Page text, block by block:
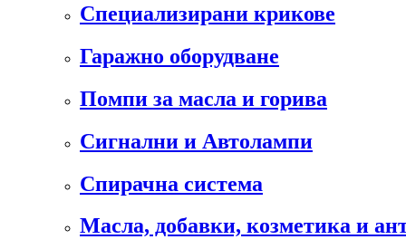
Специализирани крикове
Гаражно оборудване
Помпи за масла и горива
Сигнални и Автолампи
Спирачна система
Масла, добавки, козметика и